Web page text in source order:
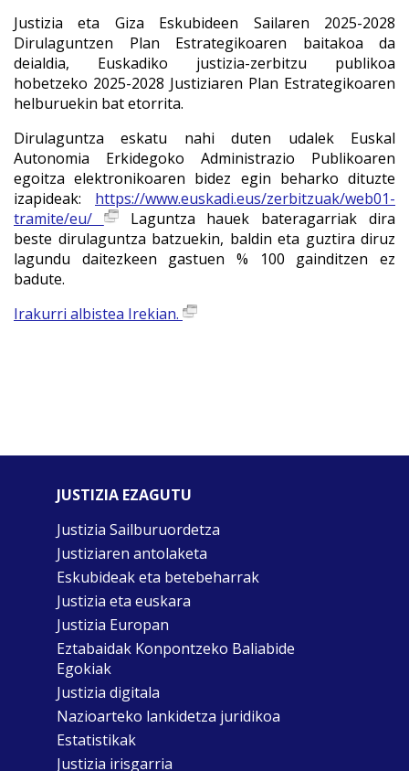
Justizia eta Giza Eskubideen Sailaren 2025-2028
Dirulaguntzen Plan Estrategikoaren baitakoa da
deialdia, Euskadiko justizia-zerbitzu publikoa
hobetzeko 2025-2028 Justiziaren Plan Estrategikoaren
helburuekin bat etorrita.
Dirulaguntza eskatu nahi duten udalek Euskal
Autonomia Erkidegoko Administrazio Publikoaren
egoitza elektronikoaren bidez egin beharko dituzte
izapideak:
https://www.euskadi.eus/zerbitzuak/web01-
tramite/eu/
Laguntza hauek bateragarriak dira
beste dirulaguntza batzuekin, baldin eta guztira diruz
lagundu daitezkeen gastuen % 100 gainditzen ez
badute.
Irakurri albistea Irekian.
JUSTIZIA EZAGUTU
Justizia Sailburuordetza
Justiziaren antolaketa
Eskubideak eta betebeharrak
Justizia eta euskara
Justizia Europan
Eztabaidak Konpontzeko Baliabide
Egokiak
Justizia digitala
Nazioarteko lankidetza juridikoa
Estatistikak
Justizia irisgarria